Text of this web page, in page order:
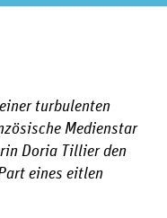
turbulenten
Medienstar
Doria Tillier den
eines eitlen